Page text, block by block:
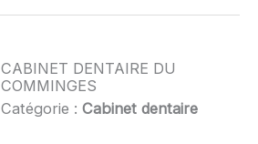
CABINET DENTAIRE DU
COMMINGES
Catégorie : Cabinet dentaire